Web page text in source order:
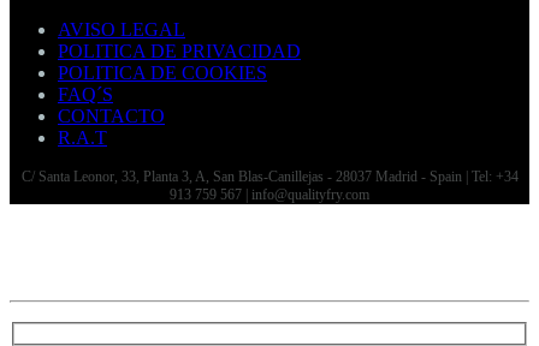
AVISO LEGAL
POLITICA DE PRIVACIDAD
POLITICA DE COOKIES
FAQ´S
CONTACTO
R.A.T
C/ Santa Leonor, 33, Planta 3, A, San Blas-Canillejas - 28037 Madrid - Spain | Tel: +34
913 759 567 | info@qualityfry.com